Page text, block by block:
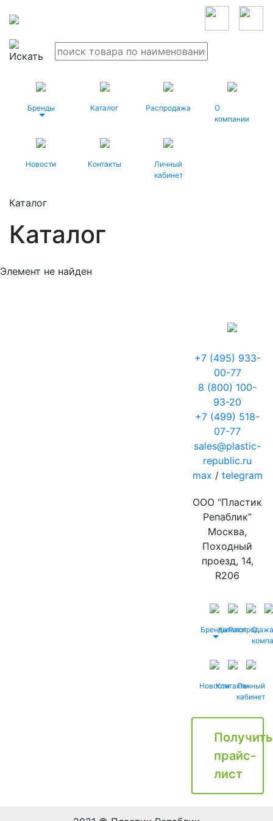
Бренды Каталог Распродажа
О
компании
Новости Контакты
Личный
кабинет
Каталог
Каталог
Элемент не найден
+7 (495) 933-
00-77
8 (800) 100-
93-20
+7 (499) 518-
07-77
sales@plastic-
republic.ru
max / telegram
ООО “Пластик
Репаблик”
Москва,
Походный
проезд, 14,
R206
БрендыКаталог
Распродажа
О
НовостиКонтактыЛичный
кабинет
Получить
прайс-
лист